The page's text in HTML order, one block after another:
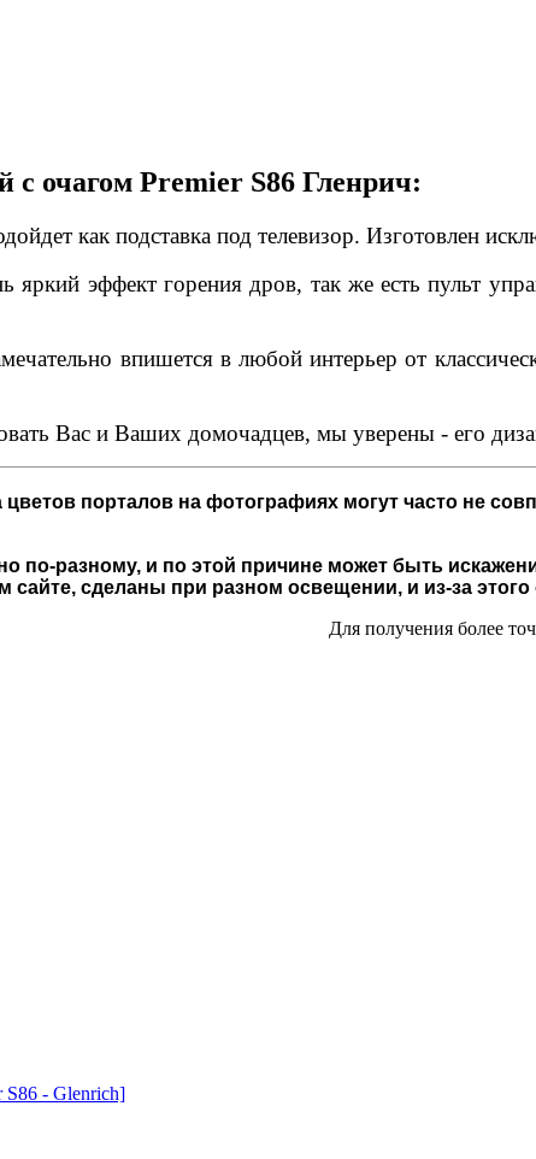
очагом Premier S86 Гленрич:
как подставка под телевизор. Изготовлен
яркий эффект горения дров, так же есть пульт
впишется в любой интерьер от
Вас и Ваших домочадцев, мы уверены - его
цветов порталов на фотографиях могут часто не
по-разному, и по этой причине может быть
сделаны при разном освещении, и из-за
Для получения более
- Glenrich]